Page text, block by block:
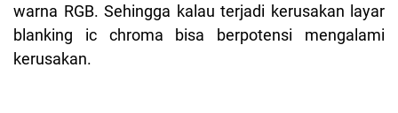
warna RGB. Sehingga kalau terjadi kerusakan layar
blanking ic chroma bisa berpotensi mengalami
kerusakan.